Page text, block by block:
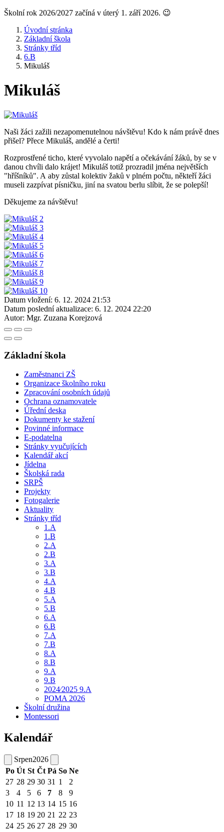
Školní rok 2026/2027 začíná v úterý 1. září 2026. 😉
Úvodní stránka
Základní škola
Stránky tříd
6.B
Mikuláš
Mikuláš
Naši žáci zažili nezapomenutelnou návštěvu! Kdo k nám právě dnes
přišel? Přece Mikuláš, andělé a čerti!
Rozprostřené ticho, které vyvolalo napětí a očekávání žáků, by se v
danou chvíli dalo krájet! Mikuláš totiž prozradil jména největších
"hříšníků". A aby zůstal kolektiv žaků v plném počtu, někteří žáci
museli zazpívat písničku, jiní na svatou berlu slíbit, že se polepší!
Děkujeme za návštěvu!
Datum vložení: 6. 12. 2024 21:53
Datum poslední aktualizace: 6. 12. 2024 22:20
Autor: Mgr. Zuzana Korejzová
Základní škola
Zaměstnanci ZŠ
Organizace školního roku
Zpracování osobních údajů
Ochrana oznamovatele
Úřední deska
Dokumenty ke stažení
Povinné informace
E-podatelna
Stránky vyučujících
Kalendář akcí
Jídelna
Školská rada
SRPŠ
Projekty
Fotogalerie
Aktuality
Stránky tříd
1.A
1.B
2.A
2.B
3.A
3.B
4.A
4.B
5.A
5.B
6.A
6.B
7.A
7.B
8.A
8.B
9.A
9.B
2024⁄2025 9.A
POMA 2026
Školní družina
Montessori
Kalendář
Srpen2026
Po Út St Čt Pá So Ne
27 28 29 30 31 1
2
3
4 5 6 7 8
9
10 11 12 13 14 15 16
17 18 19 20 21 22 23
24 25 26 27 28 29 30